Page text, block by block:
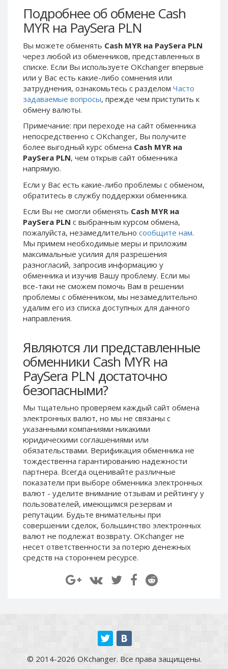
Подробнее об обмене Cash
MYR на PaySera PLN
Вы можете обменять Cash MYR на PaySera PLN
через любой из обменников, представленных в
списке. Если Вы используете OKchanger впервые
или у Вас есть какие-либо сомнения или
затруднения, ознакомьтесь с разделом Часто
задаваемые вопросы, прежде чем приступить к
обмену валюты.
Примечание: при переходе на сайт обменника
непосредственно c OKchanger, Вы получите
более выгодный курс обмена Cash MYR на
PaySera PLN, чем открыв сайт обменника
напрямую.
Если у Вас есть какие-либо проблемы с обменом,
обратитесь в службу поддержки обменника.
Если Вы не смогли обменять Cash MYR на
PaySera PLN с выбранным курсом обмена,
пожалуйста, незамедлительно сообщите нам.
Мы примем необходимые меры и приложим
максимальные усилия для разрешения
разногласий, запросив информацию у
обменника и изучив Вашу проблему. Если мы
все-таки не сможем помочь Вам в решении
проблемы c обменником, мы незамедлительно
удалим его из списка доступных для данного
направления.
Являются ли представленные
обменники Cash MYR на
PaySera PLN достаточно
безопасными?
Мы тщательно проверяем каждый сайт обмена
электронных валют, но мы не связаны c
указанными компаниями никакими
юридическими соглашениями или
обязательствами. Верификация обменника не
тождественна гарантированию надежности
партнера. Всегда оценивайте различные
показатели при выборе обменника электронных
валют - уделите внимание отзывам и рейтингу у
пользователей, имеющимся резервам и
репутации. Будьте внимательны при
совершении сделок, большинство электронных
валют не подлежат возврату. OKchanger не
несет ответственности за потерю денежных
средств на стороннем ресурсе.
Webmoney WMB
Skril USD
Skril EUR
Skril INR
Skril PLN
Skril GBP
Skril AUD
Skril SEK
Paxum USD
Paxum EUR
Epay EUR
Phone Balance RUB
Phone Balance UAH
Phone Balance AMD
Neteller USD
Neteller EUR
Neteller INR
Neteller PLN
Neteller GBP
Neteller SEK
PaySera USD
PaySera EUR
PaySera PLN
AliPay CNY
UnionPay CNY
Paymer USD
Paymer RUB
Paymer UAH
Capitalist USD
Capitalist RUB
Capitalist EUR
Payoneer USD
Payoneer EUR
(BUSD)
Piastrix USD
Piastrix EUR
Webmoney WMB
Skril EUR
Skril INR
Skril PLN
Skril GBP
Skril AUD
Skril SEK
Paxum USD
Paxum EUR
Epay EUR
Phone Balance RUB
Phone Balance UAH
Phone Balance AMD
Neteller USD
Neteller EUR
Neteller INR
Neteller PLN
Neteller GBP
Neteller SEK
PaySera USD
PaySera EUR
AliPay CNY
UnionPay CNY
Paymer USD
Paymer RUB
Paymer UAH
Capitalist USD
Capitalist RUB
Capitalist EUR
Payoneer USD
Payoneer EUR
Revolut Binance USD
(BUSD)
Revolut USD
Global24 UAH
© 2014-2026 OKchanger. Все права защищены.